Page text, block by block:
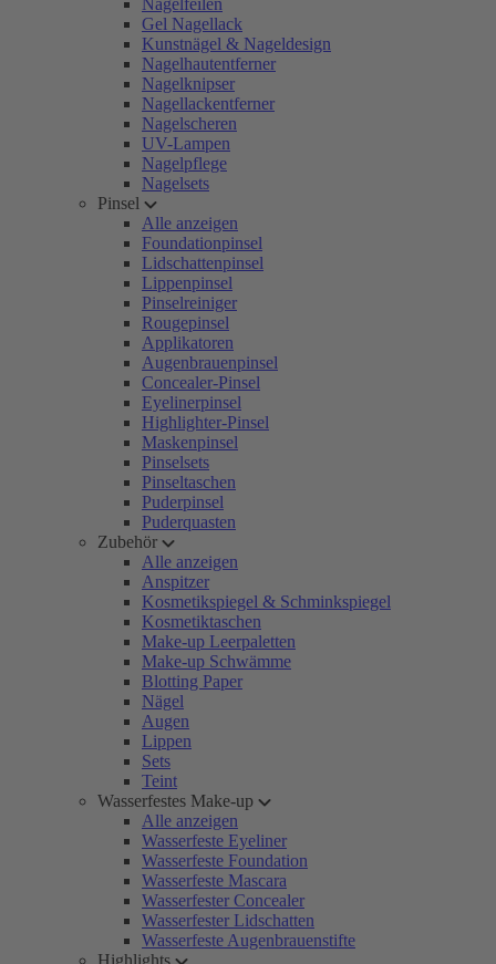
Nagelfeilen
Gel Nagellack
Kunstnägel & Nageldesign
Nagelhautentferner
Nagelknipser
Nagellackentferner
Nagelscheren
UV-Lampen
Nagelpflege
Nagelsets
Pinsel
Alle anzeigen
Foundationpinsel
Lidschattenpinsel
Lippenpinsel
Pinselreiniger
Rougepinsel
Applikatoren
Augenbrauenpinsel
Concealer-Pinsel
Eyelinerpinsel
Highlighter-Pinsel
Maskenpinsel
Pinselsets
Pinseltaschen
Puderpinsel
Puderquasten
Zubehör
Alle anzeigen
Anspitzer
Kosmetikspiegel & Schminkspiegel
Kosmetiktaschen
Make-up Leerpaletten
Make-up Schwämme
Blotting Paper
Nägel
Augen
Lippen
Sets
Teint
Wasserfestes Make-up
Alle anzeigen
Wasserfeste Eyeliner
Wasserfeste Foundation
Wasserfeste Mascara
Wasserfester Concealer
Wasserfester Lidschatten
Wasserfeste Augenbrauenstifte
Highlights